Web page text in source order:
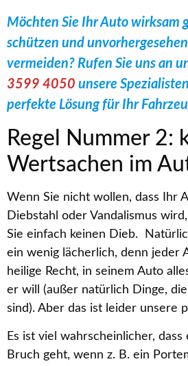
Möchten Sie Ihr Auto wirksam
schützen und
vermeiden? Rufen Sie uns an
3599 4050 unsere
perfekte Lösung für Ihr
Regel Nummer 2:
Wertsachen im
Wenn Sie nicht wollen, dass Ihr
Diebstahl oder Vandalismus
Sie einfach keinen Dieb.
ein wenig lächerlich, denn jeder
heilige Recht, in seinem Auto
er will (außer natürlich Dinge,
sind). Aber das ist leider unsere
Es ist viel wahrscheinlicher, dass
Bruch geht, wenn z. B. ein